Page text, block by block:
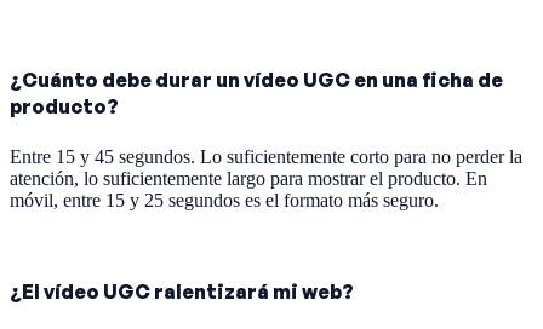
¿Cuánto debe durar un vídeo UGC en una ficha de
producto?
Entre 15 y 45 segundos. Lo suficientemente corto para no perder la
atención, lo suficientemente largo para mostrar el producto. En
móvil, entre 15 y 25 segundos es el formato más seguro.
¿El vídeo UGC ralentizará mi web?